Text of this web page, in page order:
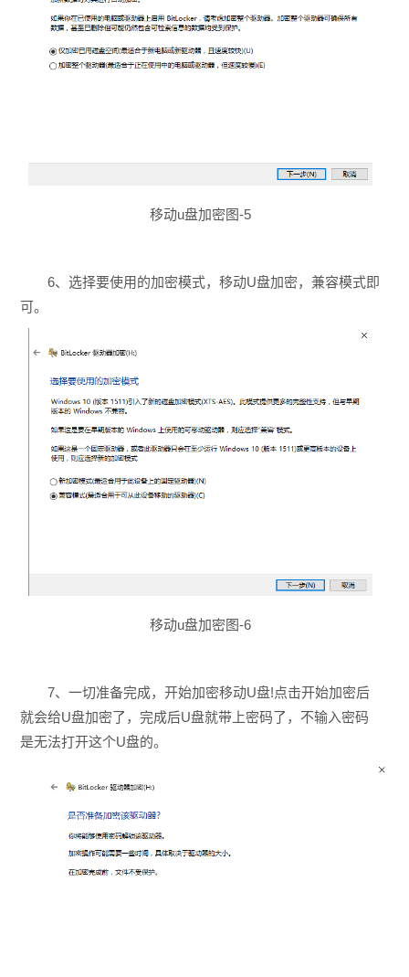
移动u盘加密图-5
6、选择要使用的加密模式，移动U盘加密，兼容模式即
可。
移动u盘加密图-6
7、一切准备完成，开始加密移动U盘!点击开始加密后
就会给U盘加密了，完成后U盘就带上密码了，不输入密码
是无法打开这个U盘的。